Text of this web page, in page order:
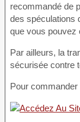
recommandé de
des spéculations
que vous pouvez
Par ailleurs, la
sécurisée contre
Pour